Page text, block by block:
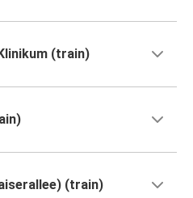
(train)
(train)